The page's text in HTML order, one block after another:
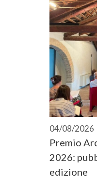
04/08/2026
Premio
2026:
edizione